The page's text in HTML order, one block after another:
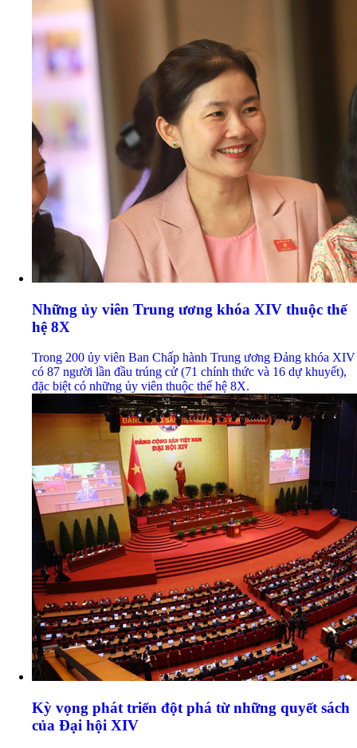
Những ủy viên Trung ương khóa XIV thuộc thế
hệ 8X
Trong 200 ủy viên Ban Chấp hành Trung ương Đảng khóa XIV
có 87 người lần đầu trúng cử (71 chính thức và 16 dự khuyết),
đặc biệt có những ủy viên thuộc thế hệ 8X.
Kỳ vọng phát triển đột phá từ những quyết sách
của Đại hội XIV